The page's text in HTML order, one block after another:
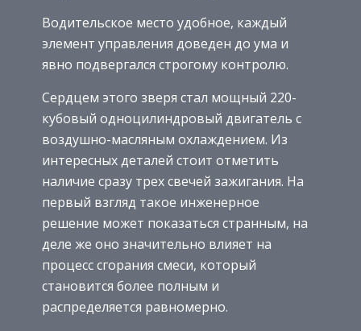
Водительское место удобное, каждый
элемент управления доведен до ума и
явно подвергался строгому контролю.
Сердцем этого зверя стал мощный 220-
кубовый одноцилиндровый двигатель с
воздушно-масляным охлаждением. Из
интересных деталей стоит отметить
наличие сразу трех свечей зажигания. На
первый взгляд такое инженерное
решение может показаться странным, на
деле же оно значительно влияет на
процесс сгорания смеси, который
становится более полным и
распределяется равномерно.